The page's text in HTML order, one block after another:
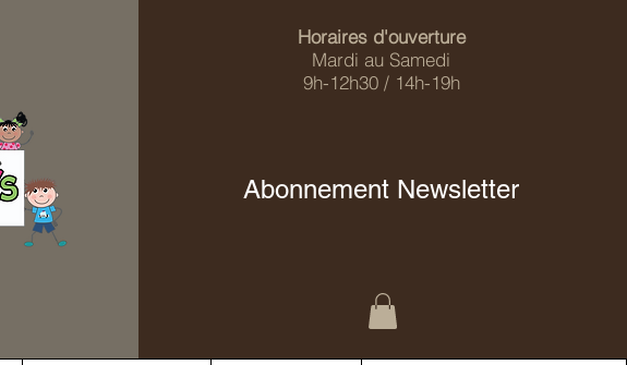
Horaires d'ouverture
Mardi au Samedi
9h-12h30 / 14h-19h
Abonnement Newsletter